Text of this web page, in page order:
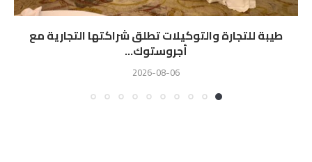
طيبة للتجارة والتوكيلات تطلق شراكتها التجارية مع
أجروستوك...
2026-08-06